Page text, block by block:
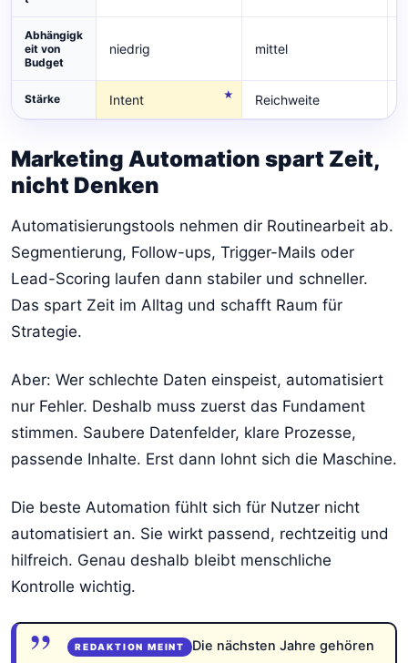
Abhängigk
eit von
Budget
niedrig mittel
Stärke Intent Reichweite
Marketing Automation spart Zeit,
nicht Denken
Automatisierungstools nehmen dir Routinearbeit ab.
Segmentierung, Follow-ups, Trigger-Mails oder
Lead-Scoring laufen dann stabiler und schneller.
Das spart Zeit im Alltag und schafft Raum für
Strategie.
Aber: Wer schlechte Daten einspeist, automatisiert
nur Fehler. Deshalb muss zuerst das Fundament
stimmen. Saubere Datenfelder, klare Prozesse,
passende Inhalte. Erst dann lohnt sich die Maschine.
Die beste Automation fühlt sich für Nutzer nicht
automatisiert an. Sie wirkt passend, rechtzeitig und
hilfreich. Genau deshalb bleibt menschliche
Kontrolle wichtig.
Die nächsten Jahre gehören